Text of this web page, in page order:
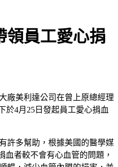
領員工愛心捐
廠美利達公司在曾上原總經理
於4月25日發起員工愛心捐血
許多幫助，根據美國的醫學媒
血者較不會有心血管的問題，